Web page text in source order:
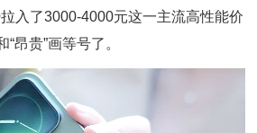
入了3000-4000元这一主流高性能价
昂贵”画等号了。